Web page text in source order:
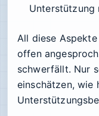
Unterstützung
All diese
offen
schwerfällt. Nur
einschätzen, wie